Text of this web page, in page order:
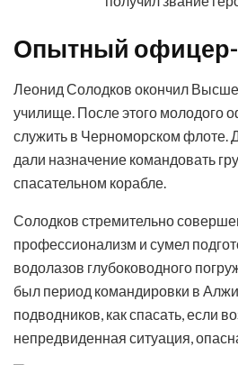
Опытный
Леонид Солодков окончил
училище. После этого молодого
служить в Черноморском флоте.
дали назначение командовать
спасательном корабле.
Солодков стремительно
профессионализм и сумел
водолазов глубоководного
был период командировки в
подводников, как спасать, если
непредвиденная ситуация,